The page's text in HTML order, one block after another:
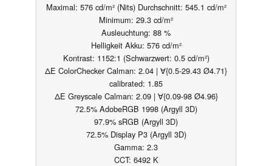
Maximal: 576 cd/m² (Nits) Durchschnitt: 545.1 cd/m²
Minimum: 29.3 cd/m²
Ausleuchtung: 88 %
Helligkeit Akku: 576 cd/m²
Kontrast: 1152:1 (Schwarzwert: 0.5 cd/m²)
ΔE ColorChecker Calman: 2.04 | ∀{0.5-29.43 Ø4.71}
calibrated: 1.85
ΔE Greyscale Calman: 2.09 | ∀{0.09-98 Ø4.96}
72.5% AdobeRGB 1998 (Argyll 3D)
97.9% sRGB (Argyll 3D)
72.5% Display P3 (Argyll 3D)
Gamma: 2.3
CCT: 6492 K